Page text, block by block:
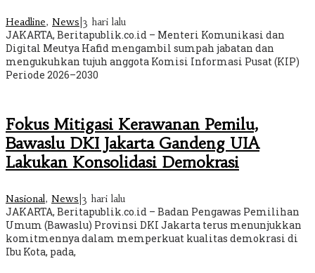
Headline, News 3 hari lalu
JAKARTA, Beritapublik.co.id – Menteri Komunikasi dan
Digital Meutya Hafid mengambil sumpah jabatan dan
mengukuhkan tujuh anggota Komisi Informasi Pusat (KIP)
Periode 2026–2030
Fokus Mitigasi Kerawanan Pemilu,
Bawaslu DKI Jakarta Gandeng UIA
Lakukan Konsolidasi Demokrasi
Nasional, News 3 hari lalu
JAKARTA, Beritapublik.co.id – Badan Pengawas Pemilihan
Umum (Bawaslu) Provinsi DKI Jakarta terus menunjukkan
komitmennya dalam memperkuat kualitas demokrasi di
Ibu Kota, pada,